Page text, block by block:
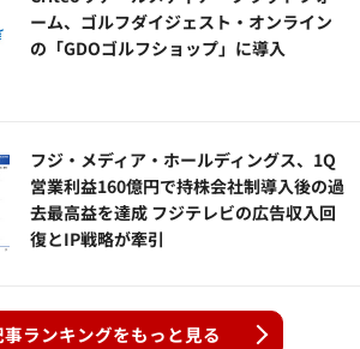
ーム、ゴルフダイジェスト・オンライン
の「GDOゴルフショップ」に導入
フジ・メディア・ホールディングス、1Q
営業利益160億円で持株会社制導入後の過
去最高益を達成 フジテレビの広告収入回
復とIP戦略が牽引
事ランキングをもっと見る